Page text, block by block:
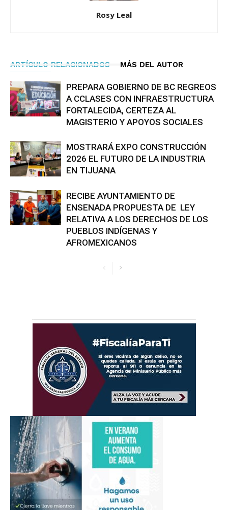
Rosy Leal
ARTÍCULO RELACIONADOS MÁS DEL AUTOR
PREPARA GOBIERNO DE BC REGREOS
A CCLASES CON INFRAESTRUCTURA
FORTALECIDA, CERTEZA AL
MAGISTERIO Y APOYOS SOCIALES
MOSTRARÁ EXPO CONSTRUCCIÓN
2026 EL FUTURO DE LA INDUSTRIA
EN TIJUANA
RECIBE AYUNTAMIENTO DE
ENSENADA PROPUESTA DE LEY
RELATIVA A LOS DERECHOS DE LOS
PUEBLOS INDÍGENAS Y
AFROMEXICANOS